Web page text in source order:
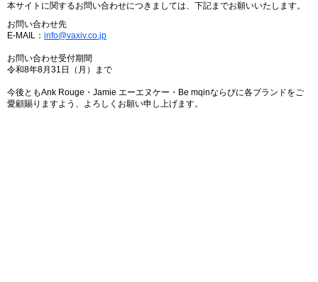
本サイトに関するお問い合わせにつきましては、下記までお願いいたします。
お問い合わせ先
E-MAIL： info@vaxiv.co.jp
お問い合わせ受付期間
令和8年8月31日（月）まで
今後ともAnk Rouge・Jamie エーエヌケー・Be mqinならびに各ブランドをご
愛顧賜りますよう、よろしくお願い申し上げます。